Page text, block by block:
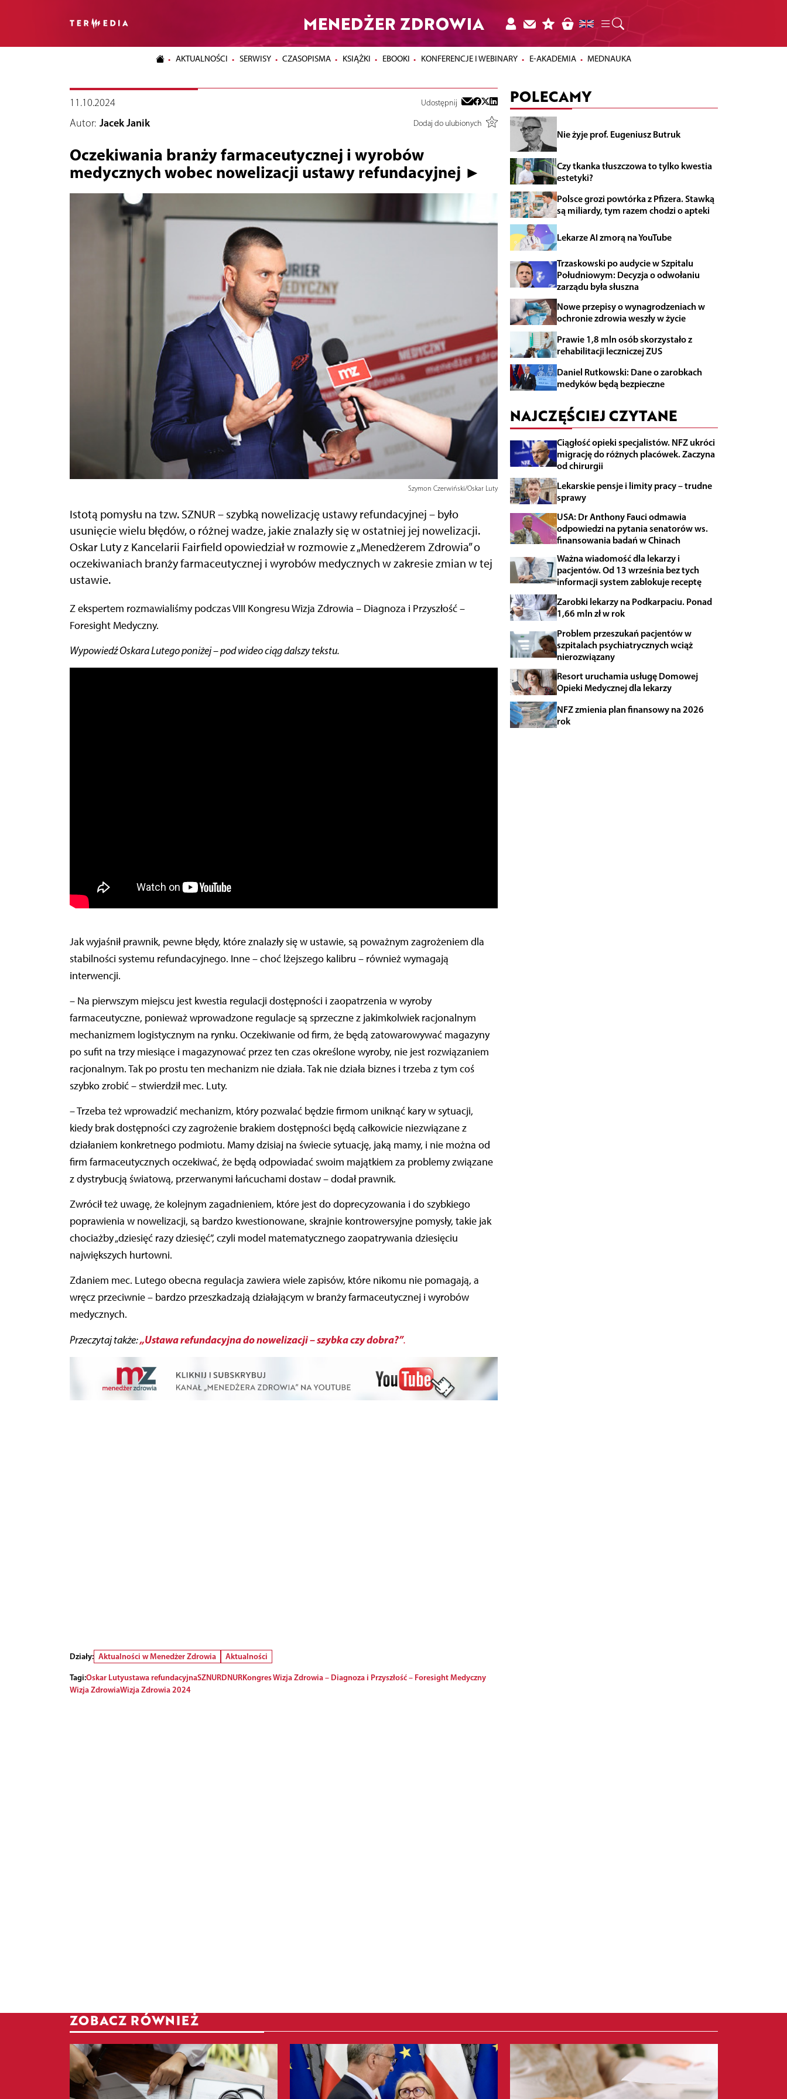
MENEDŻER ZDROWIA
AKTUALNOŚCI SERWISY CZASOPISMA KSIĄŻKI EBOOKI KONFERENCJE I WEBINARY E-AKADEMIA MEDNAUKA
11.10.2024 Udostępnij
Autor: Jacek Janik Dodaj do ulubionych
Oczekiwania branży farmaceutycznej i wyrobów
medycznych wobec nowelizacji ustawy refundacyjnej ►
Szymon Czerwiński/Oskar Luty
Istotą pomysłu na tzw. SZNUR – szybką nowelizację ustawy refundacyjnej – było
usunięcie wielu błędów, o różnej wadze, jakie znalazły się w ostatniej jej nowelizacji.
Oskar Luty z Kancelarii Fairfield opowiedział w rozmowie z „Menedżerem Zdrowia” o
oczekiwaniach branży farmaceutycznej i wyrobów medycznych w zakresie zmian w tej
ustawie.
Z ekspertem rozmawialiśmy podczas VIII Kongresu Wizja Zdrowia – Diagnoza i Przyszłość –
Foresight Medyczny.
Wypowiedź Oskara Lutego poniżej – pod wideo ciąg dalszy tekstu.
Jak wyjaśnił prawnik, pewne błędy, które znalazły się w ustawie, są poważnym zagrożeniem dla
stabilności systemu refundacyjnego. Inne – choć lżejszego kalibru – również wymagają
interwencji.
– Na pierwszym miejscu jest kwestia regulacji dostępności i zaopatrzenia w wyroby
farmaceutyczne, ponieważ wprowadzone regulacje są sprzeczne z jakimkolwiek racjonalnym
mechanizmem logistycznym na rynku. Oczekiwanie od firm, że będą zatowarowywać magazyny
po sufit na trzy miesiące i magazynować przez ten czas określone wyroby, nie jest rozwiązaniem
racjonalnym. Tak po prostu ten mechanizm nie działa. Tak nie działa biznes i trzeba z tym coś
szybko zrobić – stwierdził mec. Luty.
– Trzeba też wprowadzić mechanizm, który pozwalać będzie firmom uniknąć kary w sytuacji,
kiedy brak dostępności czy zagrożenie brakiem dostępności będą całkowicie niezwiązane z
działaniem konkretnego podmiotu. Mamy dzisiaj na świecie sytuację, jaką mamy, i nie można od
firm farmaceutycznych oczekiwać, że będą odpowiadać swoim majątkiem za problemy związane
z dystrybucją światową, przerwanymi łańcuchami dostaw – dodał prawnik.
Zwrócił też uwagę, że kolejnym zagadnieniem, które jest do doprecyzowania i do szybkiego
poprawienia w nowelizacji, są bardzo kwestionowane, skrajnie kontrowersyjne pomysły, takie jak
chociażby „dziesięć razy dziesięć”, czyli model matematycznego zaopatrywania dziesięciu
największych hurtowni.
Zdaniem mec. Lutego obecna regulacja zawiera wiele zapisów, które nikomu nie pomagają, a
wręcz przeciwnie – bardzo przeszkadzają działającym w branży farmaceutycznej i wyrobów
medycznych.
Przeczytaj także:„Ustawa refundacyjna do nowelizacji – szybka czy dobra?”.
Działy: Aktualności w Menedżer Zdrowia
Aktualności
Tagi:Oskar Lutyustawa refundacyjnaSZNURDNURKongres Wizja Zdrowia – Diagnoza i Przyszłość – Foresight Medyczny
Wizja ZdrowiaWizja Zdrowia 2024
POLECAMY
Nie żyje prof. Eugeniusz Butruk
Czy tkanka tłuszczowa to tylko kwestia
estetyki?
Polsce grozi powtórka z Pfizera. Stawką
są miliardy, tym razem chodzi o apteki
Lekarze AI zmorą na YouTube
Trzaskowski po audycie w Szpitalu
Południowym: Decyzja o odwołaniu
zarządu była słuszna
Nowe przepisy o wynagrodzeniach w
ochronie zdrowia weszły w życie
Prawie 1,8 mln osób skorzystało z
rehabilitacji leczniczej ZUS
Daniel Rutkowski: Dane o zarobkach
medyków będą bezpieczne
NAJCZĘŚCIEJ CZYTANE
Ciągłość opieki specjalistów. NFZ ukróci
migrację do różnych placówek. Zaczyna
od chirurgii
Lekarskie pensje i limity pracy – trudne
sprawy
USA: Dr Anthony Fauci odmawia
odpowiedzi na pytania senatorów ws.
finansowania badań w Chinach
Ważna wiadomość dla lekarzy i
pacjentów. Od 13 września bez tych
informacji system zablokuje receptę
Zarobki lekarzy na Podkarpaciu. Ponad
1,66 mln zł w rok
Problem przeszukań pacjentów w
szpitalach psychiatrycznych wciąż
nierozwiązany
Resort uruchamia usługę Domowej
Opieki Medycznej dla lekarzy
NFZ zmienia plan finansowy na 2026
rok
ZOBACZ RÓWNIEŻ